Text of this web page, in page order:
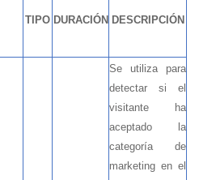
TIPO DURACIÓN DESCRIPCIÓN
Se utiliza para
detectar si el
visitante ha
aceptado la
categoría de
marketing en el